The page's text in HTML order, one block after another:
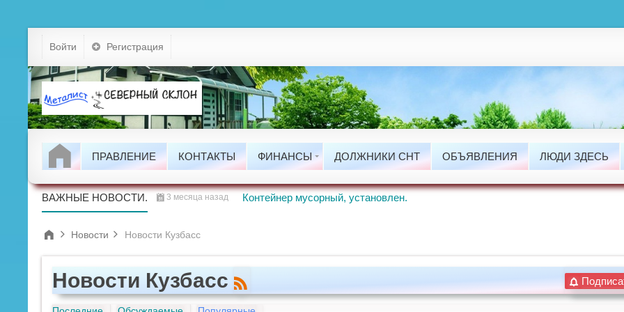
Войти Регистрация
Новости
ПРАВЛЕНИЕ КОНТАКТЫ ФИНАНСЫ
Тарифы
Документы
Задолжности
Проводимые Работы.ДОЛЖНИКИ СНТ ОБЪЯВЛЕНИЯ ЛЮДИ ЗДЕСЬ
ВАЖНЫЕ НОВОСТИ. 3 месяца назад Контейнер мусорный, установлен.
Новости Новости Кузбасс
Новости Кузбасс